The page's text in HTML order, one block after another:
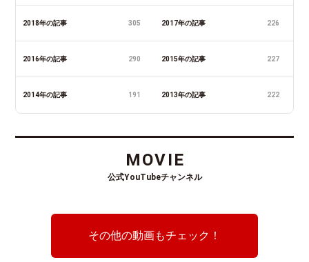
2018年の記事 305 2017年の記事 226
2016年の記事 290 2015年の記事 227
2014年の記事 191 2013年の記事 222
MOVIE
公式YouTubeチャンネル
その他の動画もチェック！